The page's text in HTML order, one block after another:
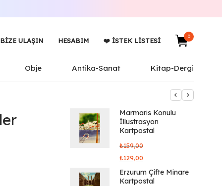
BIZE ULAŞIN HESABIM ❤️ İSTEK LISTESI
0
Obje Antika-Sanat Kitap-Dergi
Marmaris Konulu
İllustrasyon
Kartpostal
₺159,00
₺129,00
Erzurum Çifte Minare
Kartpostal